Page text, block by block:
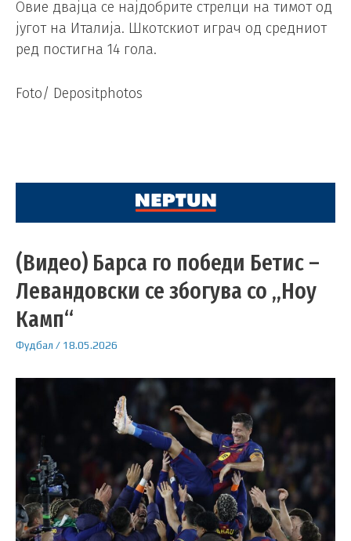
Овие двајца се најдобрите стрелци на тимот од
југот на Италија. Шкотскиот играч од средниот
ред постигна 14 гола.
Foto/ Depositphotos
(Видео) Барса го победи Бетис –
Левандовски се збогува со „Ноу
Камп“
Фудбал / 18.05.2026